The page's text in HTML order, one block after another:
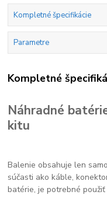
Kompletné špecifikácie
Parametre
Kompletné
Náhradné
kitu
Balenie obsahuje len
súčasti ako káble,
batérie, je potrebné